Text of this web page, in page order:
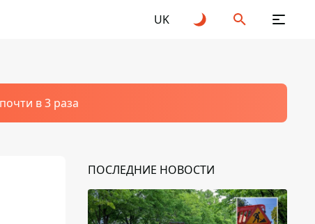
UK
в 3 раза
ПОСЛЕДНИЕ НОВОСТИ